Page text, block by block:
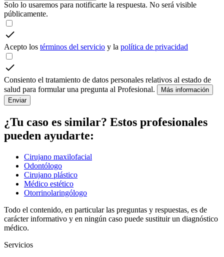
Solo lo usaremos para notificarte la respuesta. No será visible
públicamente.
Acepto los términos del servicio y la política de privacidad
Consiento el tratamiento de datos personales relativos al estado de
salud para formular una pregunta al Profesional.
Más información
Enviar
¿Tu caso es similar? Estos profesionales
pueden ayudarte:
Cirujano maxilofacial
Odontólogo
Cirujano plástico
Médico estético
Otorrinolaringólogo
Todo el contenido, en particular las preguntas y respuestas, es de
carácter informativo y en ningún caso puede sustituir un diagnóstico
médico.
Servicios